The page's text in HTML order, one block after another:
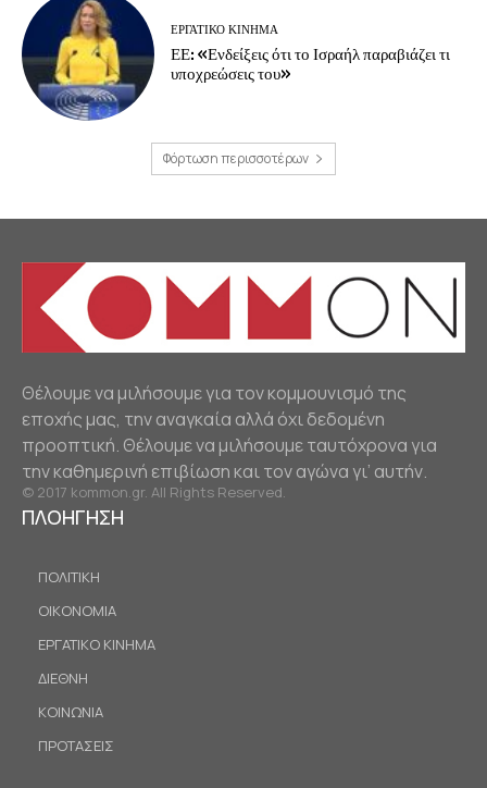
ΕΡΓΑΤΙΚΟ ΚΙΝΗΜΑ
ΕΕ: «Ενδείξεις ότι το Ισραήλ παραβιάζει τι
υποχρεώσεις του»
Φόρτωση περισσοτέρων
Θέλουμε να μιλήσουμε για τον κομμουνισμό της
εποχής μας, την αναγκαία αλλά όχι δεδομένη
προοπτική. Θέλουμε να μιλήσουμε ταυτόχρονα για
την καθημερινή επιβίωση και τον αγώνα γι’ αυτήν.
© 2017 kommon.gr. All Rights Reserved.
ΠΛΟΗΓΗΣΗ
ΠΟΛΙΤΙΚΗ
ΟΙΚΟΝΟΜΙΑ
ΕΡΓΑΤΙΚΟ ΚΙΝΗΜΑ
ΔΙΕΘΝΗ
ΚΟΙΝΩΝΙΑ
ΠΡΟΤΑΣΕΙΣ